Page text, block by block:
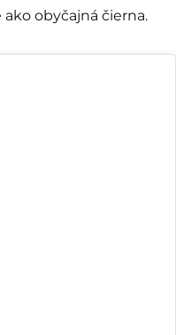
obyčajná čierna.